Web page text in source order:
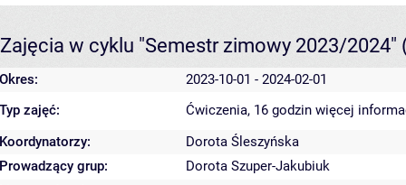
Zajęcia w cyklu "Semestr zimowy 2023/2024"
Okres:
2023-10-01 - 2024-02-01
Typ zajęć:
Ćwiczenia, 16 godzin więcej
Koordynatorzy:
Dorota Śleszyńska
Prowadzący grup:
Dorota Szuper-Jakubiuk